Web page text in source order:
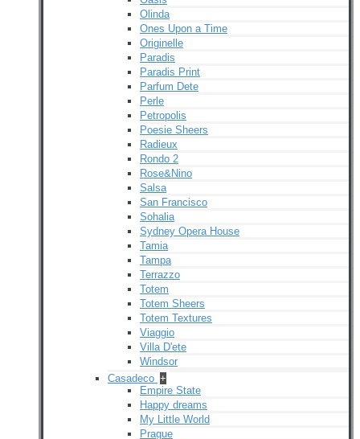
Olinda
Ones Upon a Time
Originelle
Paradis
Paradis Print
Parfum Dete
Perle
Petropolis
Poesie Sheers
Radieux
Rondo 2
Rose&Nino
Salsa
San Francisco
Sohalia
Sydney Opera House
Tamia
Tampa
Terrazzo
Totem
Totem Sheers
Totem Textures
Viaggio
Villa D'ete
Windsor
Casadeco +
Empire State
Happy dreams
My Little World
Prague